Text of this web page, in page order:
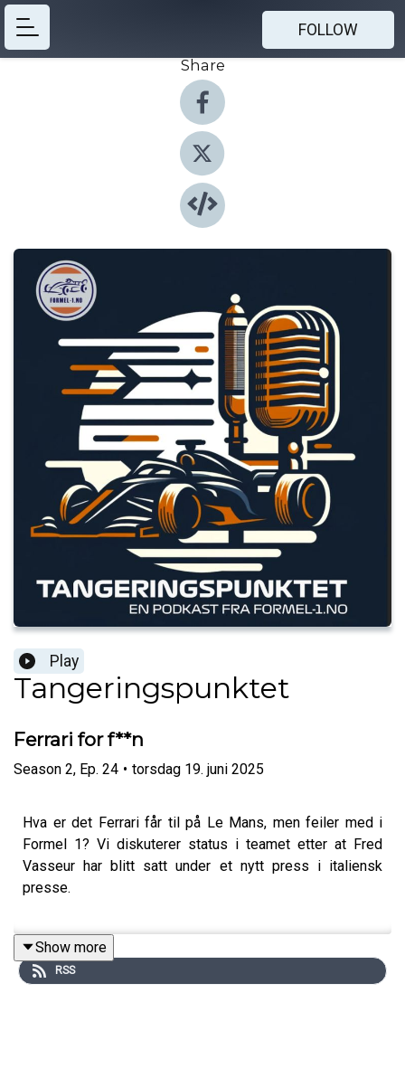
FOLLOW
Share
Play
Tangeringspunktet
Ferrari for f**n
Season 2, Ep. 24 • torsdag 19. juni 2025
Hva er det Ferrari får til på Le Mans, men feiler med i
Formel 1? Vi diskuterer status i teamet etter at Fred
Vasseur har blitt satt under et nytt press i italiensk
presse.
Episoden kan også sees på YouTube. Sjekk også ut
Formel-1.nofor ferske Formel 1-nyheter, artikler og
Show more
RSS